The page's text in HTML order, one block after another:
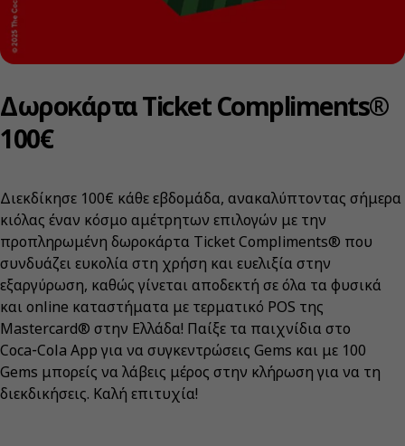
Δωροκάρτα Ticket Compliments®
100€
Διεκδίκησε 100€ κάθε εβδομάδα, ανακαλύπτοντας σήμερα
κιόλας έναν κόσμο αμέτρητων επιλογών με την
προπληρωμένη δωροκάρτα Ticket Compliments® που
συνδυάζει ευκολία στη χρήση και ευελιξία στην
εξαργύρωση, καθώς γίνεται αποδεκτή σε όλα τα φυσικά
και online καταστήματα με τερματικό POS της
Mastercard® στην Ελλάδα! Παίξε τα παιχνίδια στο
Coca‑Cola App για να συγκεντρώσεις Gems και με 100
Gems μπορείς να λάβεις μέρος στην κλήρωση για να τη
διεκδικήσεις. Καλή επιτυχία!